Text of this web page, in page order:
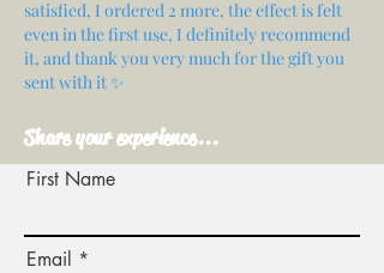
satisfied, I ordered 2 more, the effect is felt
even in the first use, I definitely recommend
it, and thank you very much for the gift you
sent with it ✨
Share your experience...
First Name
Email